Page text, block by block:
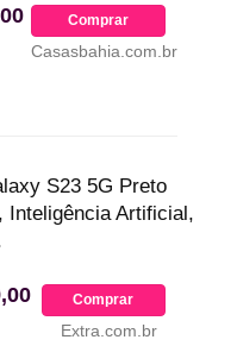
Comprar
Casasbahia.com.br
S23 5G Preto
Inteligência Artificial,
Comprar
Extra.com.br